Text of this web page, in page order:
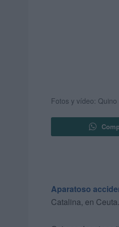
Fotos y vídeo: Quino
Aparatoso
Catalina, en Ceuta.